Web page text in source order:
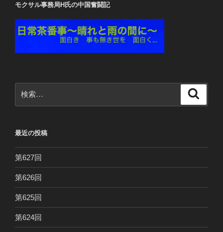
モクサル事務局H氏の中国奮闘記
索:
最近の投稿
第627回
第626回
第625回
第624回